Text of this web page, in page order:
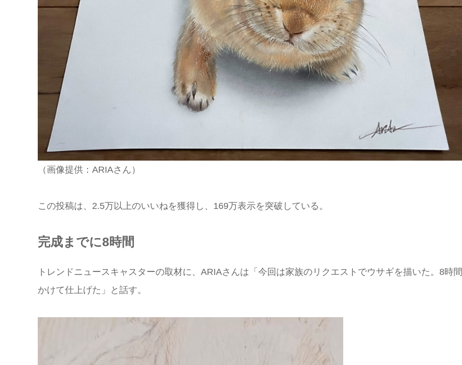
（画像提供：ARIAさん）
この投稿は、2.5万以上のいいねを獲得し、169万表示を突破している。
完成までに8時間
トレンドニュースキャスターの取材に、ARIAさんは「今回は家族のリクエストでウサギを描いた。8時間
かけて仕上げた」と話す。